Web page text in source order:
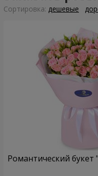
Cортировка: дешевые
Романтический